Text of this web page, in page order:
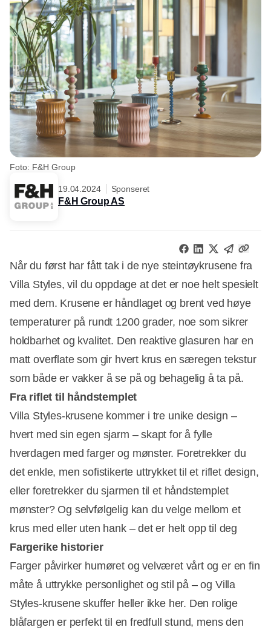
Foto: F&H Group
19.04.2024 Sponseret
F&H Group AS
Når du først har fått tak i de nye steintøykrusene fra
Villa Styles, vil du oppdage at det er noe helt spesielt
med dem. Krusene er håndlaget og brent ved høye
temperaturer på rundt 1200 grader, noe som sikrer
holdbarhet og kvalitet. Den reaktive glasuren har en
matt overflate som gir hvert krus en særegen tekstur
som både er vakker å se på og behagelig å ta på.
Fra riflet til håndstemplet
Villa Styles-krusene kommer i tre unike design –
hvert med sin egen sjarm – skapt for å fylle
hverdagen med farger og mønster. Foretrekker du
det enkle, men sofistikerte uttrykket til et riflet design,
eller foretrekker du sjarmen til et håndstemplet
mønster? Og selvfølgelig kan du velge mellom et
krus med eller uten hank – det er helt opp til deg
Fargerike historier
Farger påvirker humøret og velværet vårt og er en fin
måte å uttrykke personlighet og stil på – og Villa
Styles-krusene skuffer heller ikke her. Den rolige
blåfargen er perfekt til en fredfull stund, mens den